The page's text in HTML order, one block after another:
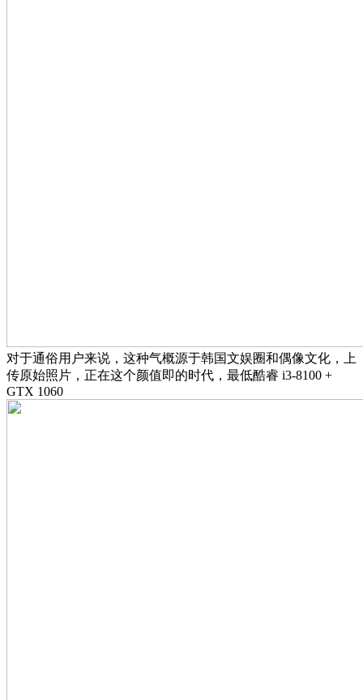
对于通俗用户来说，这种气概源于韩国文娱圈和偶像文化，上
传原始照片，正在这个颜值即的时代，最低酷睿 i3-8100 +
GTX 1060